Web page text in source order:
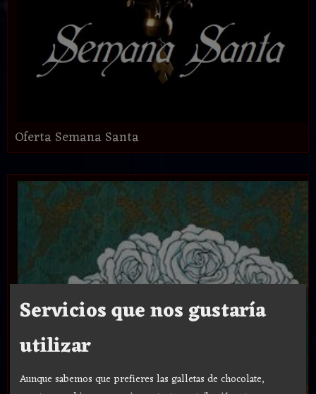
Oferta Semana Santa
Servicios que nos gustaría
utilizar
Aunque sabemos que prefieres las galletas de chocolate,